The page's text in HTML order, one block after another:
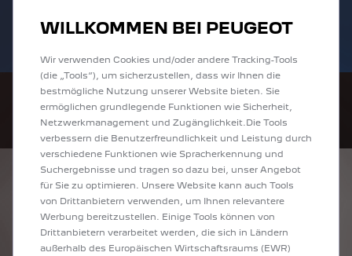
E-Autos und Plug-In-Hybride. Mehr
erfahren >>
2008 zu attraktiven Leasingraten
entdecken!
ENTDECKEN SIE
ALLE ANGEBOTE IN
WILLKOMMEN BEI PEUGEOT
Wir verwenden Cookies und/oder andere Tracking-Tools
(die „Tools“), um sicherzustellen, dass wir Ihnen die
bestmögliche Nutzung unserer Website bieten. Sie
ermöglichen grundlegende Funktionen wie Sicherheit,
Netzwerkmanagement und Zugänglichkeit.Die Tools
verbessern die Benutzerfreundlichkeit und Leistung durch
verschiedene Funktionen wie Spracherkennung und
Suchergebnisse und tragen so dazu bei, unser Angebot
für Sie zu optimieren. Unsere Website kann auch Tools
von Drittanbietern verwenden, um Ihnen relevantere
Werbung bereitzustellen. Einige Tools können von
Drittanbietern verarbeitet werden, die sich in Ländern
außerhalb des Europäischen Wirtschaftsraums (EWR)